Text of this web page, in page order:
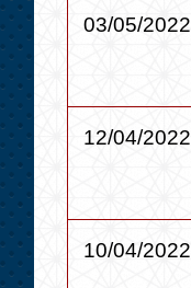
03/05/2022
12/04/2022
10/04/2022